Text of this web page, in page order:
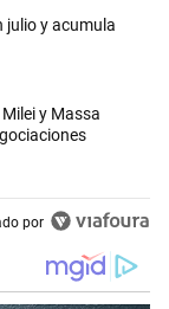
en los
en CABA marcó
julio y acumula
marcan
y Massa
por